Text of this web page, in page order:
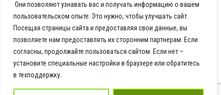
Они позволяют узнавать вас и получать информацию о вашем
пользовательском опыте. Это нужно, чтобы улучшать сайт.
Посещая страницы сайта и предоставляя свои данные, вы
позволяете нам предоставлять их сторонним партнерам. Если
согласны, продолжайте пользоваться сайтом. Если нет –
установите специальные настройки в браузере или обратитесь
в техподдержку.
компетенцию в сфере наружной
рекламы: мы берём на себя все задачи —
от идеи до реализации, гарантируя
высокое качество на каждом этапе.
Благодарим руководство гостиницы
«Спортивная» за доверие! Готовы к
новым проектам и сложным задачам.